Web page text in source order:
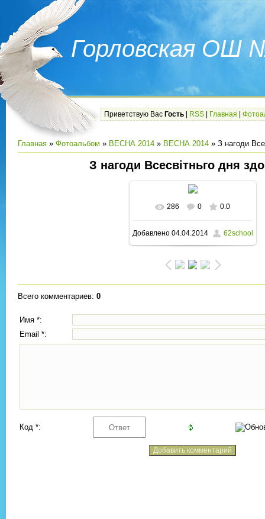
Горловская ОШ
Приветствую Вас Гость RSS Главная
Главная » Фотоальбом » ВЕСНА 2014 » ВЕСНА 2014 » З нагоди
З нагоди Всесвітньго дня
В реальном размере
1600x1200/ 380.6Kb
286 0 0.0
Добавлено04.04.2014 62school
Всего комментариев: 0
Имя *:
Email *:
Код *: